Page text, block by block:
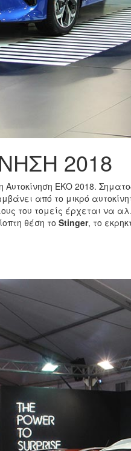
2018
ΕΚΟ 2018.
από το μικρό
του τομείς έρχεται να
θέση το Stinger, το